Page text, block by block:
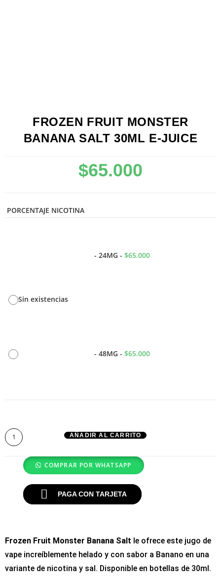
FROZEN FRUIT MONSTER
BANANA SALT 30ML E-JUICE
$65.000
PORCENTAJE NICOTINA
- 24MG - $65.000
Sin existencias
- 48MG - $65.000
AÑADIR AL CARRITO
COMPRAR POR WHATSAPP
PAGA CON TARJETA
Frozen Fruit Monster Banana Salt le ofrece este jugo de
vape increíblemente helado y con sabor a Banano en una
variante de nicotina y sal. Disponible en botellas de 30ml.